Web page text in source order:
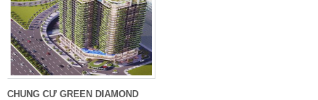
CHUNG CƯ GREEN DIAMOND